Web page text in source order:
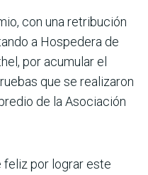
con una retribución
a Hospedera de
por acumular el
que se realizaron
de la Asociación
feliz por lograr este